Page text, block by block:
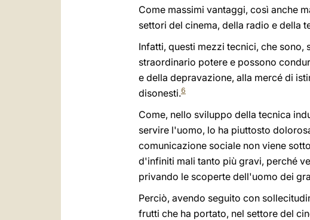
Come massimi vantaggi, così anche
settori del cinema, della radio e della
Infatti, questi mezzi tecnici, che
straordinario potere e possono
e della depravazione, alla mercé di
disonesti.6
Come, nello sviluppo della tecnica
servire l'uomo, lo ha piuttosto
comunicazione sociale non viene
d'infiniti mali tanto più gravi, perché
privando le scoperte dell'uomo dei
Perciò, avendo seguito con
frutti che ha portato, nel settore del